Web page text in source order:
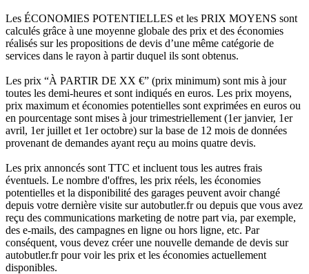
Les ÉCONOMIES POTENTIELLES et les PRIX MOYENS sont
calculés grâce à une moyenne globale des prix et des économies
réalisés sur les propositions de devis d’une même catégorie de
services dans le rayon à partir duquel ils sont obtenus.
Les prix “À PARTIR DE XX €” (prix minimum) sont mis à jour
toutes les demi-heures et sont indiqués en euros. Les prix moyens,
prix maximum et économies potentielles sont exprimées en euros ou
en pourcentage sont mises à jour trimestriellement (1er janvier, 1er
avril, 1er juillet et 1er octobre) sur la base de 12 mois de données
provenant de demandes ayant reçu au moins quatre devis.
Les prix annoncés sont TTC et incluent tous les autres frais
éventuels. Le nombre d'offres, les prix réels, les économies
potentielles et la disponibilité des garages peuvent avoir changé
depuis votre dernière visite sur autobutler.fr ou depuis que vous avez
reçu des communications marketing de notre part via, par exemple,
des e-mails, des campagnes en ligne ou hors ligne, etc. Par
conséquent, vous devez créer une nouvelle demande de devis sur
autobutler.fr pour voir les prix et les économies actuellement
disponibles.